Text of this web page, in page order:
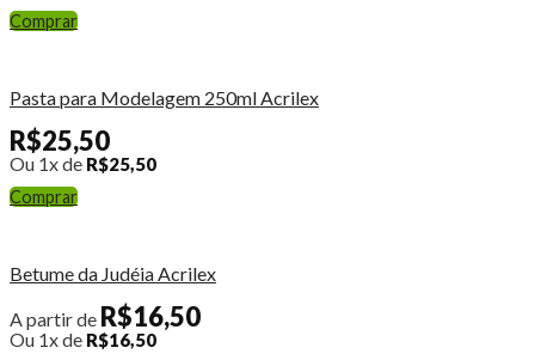
Comprar
Pasta para Modelagem 250ml Acrilex
R$25,50
Ou 1x de R$25,50
Comprar
Betume da Judéia Acrilex
A partir de R$16,50
Ou 1x de R$16,50